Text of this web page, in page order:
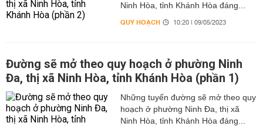
Ninh Hòa, tỉnh Khánh Hòa đáng...
QUY HOẠCH 10:20 | 09/05/2023
Đường sẽ mở theo quy hoạch ở phường Ninh
Đa, thị xã Ninh Hòa, tỉnh Khánh Hòa (phần 1)
Những tuyến đường sẽ mở theo quy
hoạch ở phường Ninh Đa, thị xã
Ninh Hòa, tỉnh Khánh Hòa đáng...